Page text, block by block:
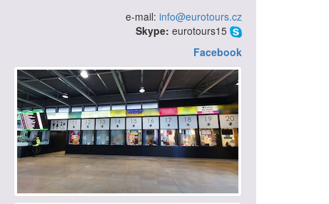
e-mail: info@eurotours.cz
Skype: eurotours15
Facebook